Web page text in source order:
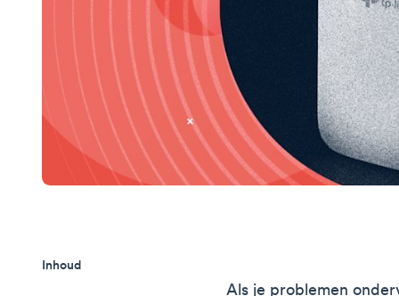
Inhoud
Als je problemen